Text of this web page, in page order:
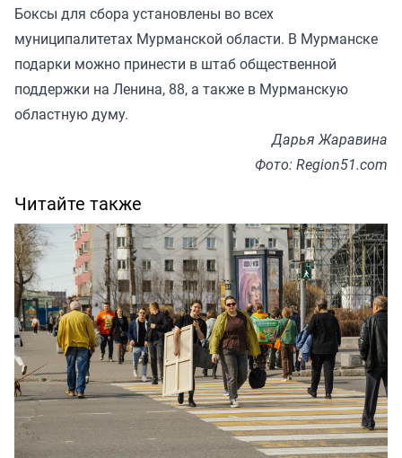
Боксы для сбора установлены во всех
муниципалитетах Мурманской области. В Мурманске
подарки можно принести в штаб общественной
поддержки на Ленина, 88, а также в Мурманскую
областную думу.
Дарья Жаравина
Фото: Region51.com
Читайте также